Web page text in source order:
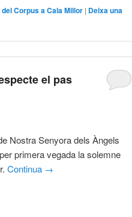
Corpus a Cala Millor | Deixa una
el pas
Nostra Senyora dels Àngels
primera vegada la solemne
Continua →